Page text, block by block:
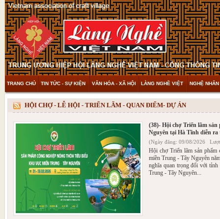
TRANG CHỦ TIN TỨC - SỰ KIỆN VĂN HÓA - XÃ HỘI LÀNG NGHỀ VIỆT NGHỆ
THAM KHẢO & KHÁM PHÁ VIDEO
HỘI CHỢ - LỄ HỘI - TRIỂN LÃM - QUAN ĐIỂM- DỰ ÁN
(38)- Hội chợ Triển lãm
Nguyên tại Hà Tĩnh diễn ra
(Ngày đăng: 09/08/2026
Hội chợ Triển lãm sản phẩm
miền Trung - Tây Nguyên
nghĩa quan trọng đối với
Trung - Tây Nguyên...